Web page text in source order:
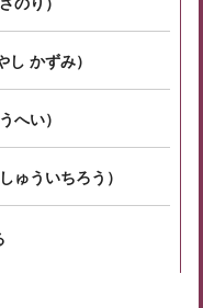
かずみ）
へい）
ゅういちろう）